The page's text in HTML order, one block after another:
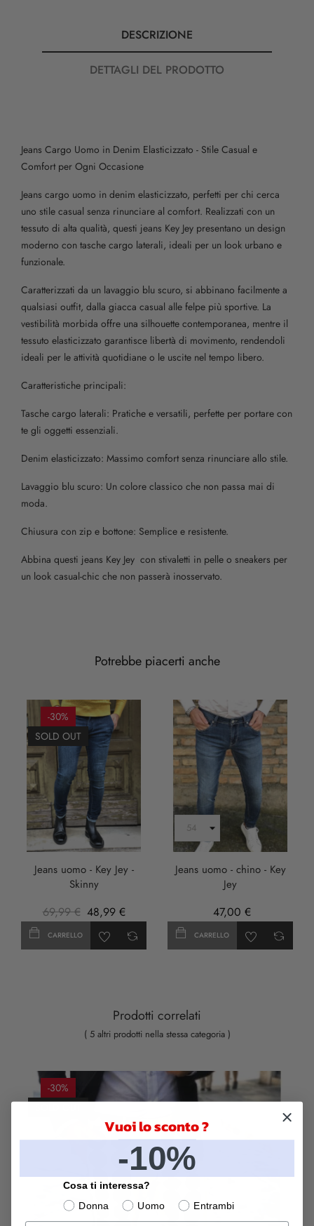
DESCRIZIONE
DETTAGLI DEL PRODOTTO
Jeans Cargo Uomo in Denim Elasticizzato - Stile Casual e
Comfort per Ogni Occasione
Jeans cargo uomo in denim elasticizzato, perfetti per chi cerca
uno stile casual senza rinunciare al comfort. Realizzati con un
tessuto di alta qualità, questi jeans Key Jey presentano un design
moderno con tasche cargo laterali, ideali per un look urbano e
funzionale.
Caratterizzati da un lavaggio blu scuro, si abbinano facilmente a
qualsiasi outfit, dalla giacca casual alle felpe più sportive. La
vestibilità morbida offre una silhouette contemporanea, mentre il
tessuto elasticizzato garantisce libertà di movimento, rendendoli
ideali per le attività quotidiane o le uscite nel tempo libero.
Caratteristiche principali:
Tasche cargo laterali: Pratiche e versatili, perfette per portare con
te gli oggetti essenziali.
Denim elasticizzato: Massimo comfort senza rinunciare allo stile.
Lavaggio blu scuro: Un colore classico che non passa mai di
moda.
Chiusura con zip e bottone: Semplice e resistente.
Abbina questi jeans Key Jey con stivaletti in pelle o sneakers per
un look casual-chic che non passerà inosservato.
Potrebbe piacerti anche
-30%
SOLD OUT
Jeans uomo - Key Jey -
Skinny
69,99 € 48,99 €
CARRELLO
Jeans uomo - chino - Key
Jey
47,00 €
CARRELLO
Prodotti correlati
( 5 altri prodotti nella stessa categoria )
-30%
Vuoi lo sconto ?
-10%
Cosa ti interessa?
Donna
Uomo
Entrambi